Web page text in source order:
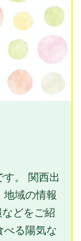
す。 関西出
地域の情報
どをご紹
べる陽気な